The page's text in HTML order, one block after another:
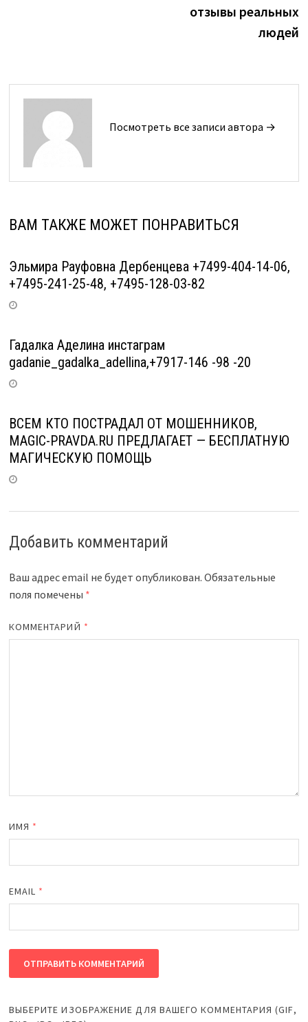
отзывы реальных
людей
Посмотреть все записи автора →
ВАМ ТАКЖЕ МОЖЕТ ПОНРАВИТЬСЯ
Эльмира Рауфовна Дербенцева +7499-404-14-06,
+7495-241-25-48, +7495-128-03-82
Гадалка Аделина инстаграм
gadanie_gadalka_adellina,+7917-146 -98 -20
ВСЕМ КТО ПОСТРАДАЛ ОТ МОШЕННИКОВ,
MAGIC-PRAVDA.RU ПРЕДЛАГАЕТ — БЕСПЛАТНУЮ
МАГИЧЕСКУЮ ПОМОЩЬ
Добавить комментарий
Ваш адрес email не будет опубликован. Обязательные
поля помечены *
КОММЕНТАРИЙ *
ИМЯ *
EMAIL *
ВЫБЕРИТЕ ИЗОБРАЖЕНИЕ ДЛЯ ВАШЕГО КОММЕНТАРИЯ (GIF,